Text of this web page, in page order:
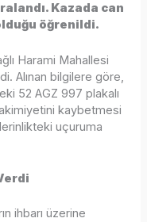
Kazada can
öğrenildi.
Harami Mahallesi
Alınan bilgilere göre,
52 AGZ 997 plakalı
kaybetmesi
uçuruma
ihbarı üzerine